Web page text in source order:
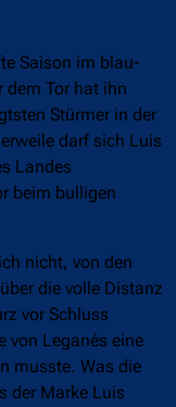
Saison im blau-
dem Tor hat ihn
Stürmer in der
darf sich Luis
Landes
beim bulligen
nicht, von den
die volle Distanz
vor Schluss
von Leganés eine
musste. Was die
der Marke Luis